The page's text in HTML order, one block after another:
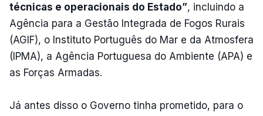
técnicas e operacionais do Estado”, incluindo a
Agência para a Gestão Integrada de Fogos Rurais
(AGIF), o Instituto Português do Mar e da Atmosfera
(IPMA), a Agência Portuguesa do Ambiente (APA) e
as Forças Armadas.
Já antes disso o Governo tinha prometido, para o